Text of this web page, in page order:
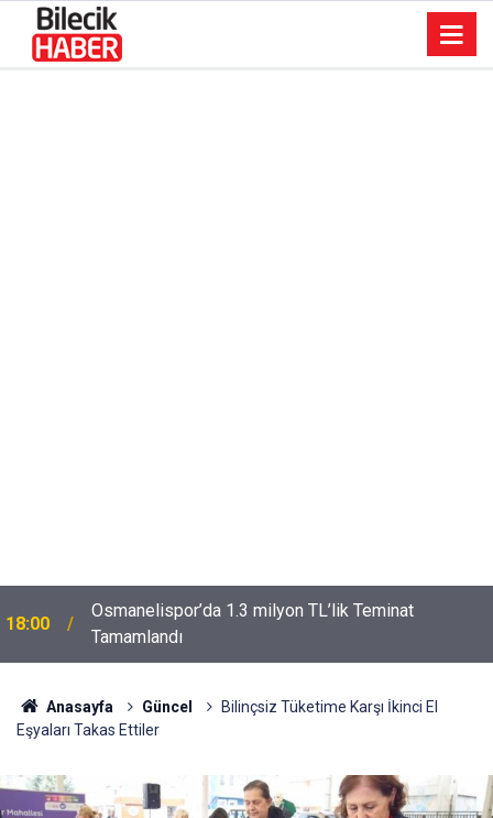
18:00
Osmanelispor’da 1.3 milyon TL’lik Teminat
Tamamlandı
Anasayfa Güncel
Bilinçsiz Tüketime Karşı İkinci El
Eşyaları Takas Ettiler